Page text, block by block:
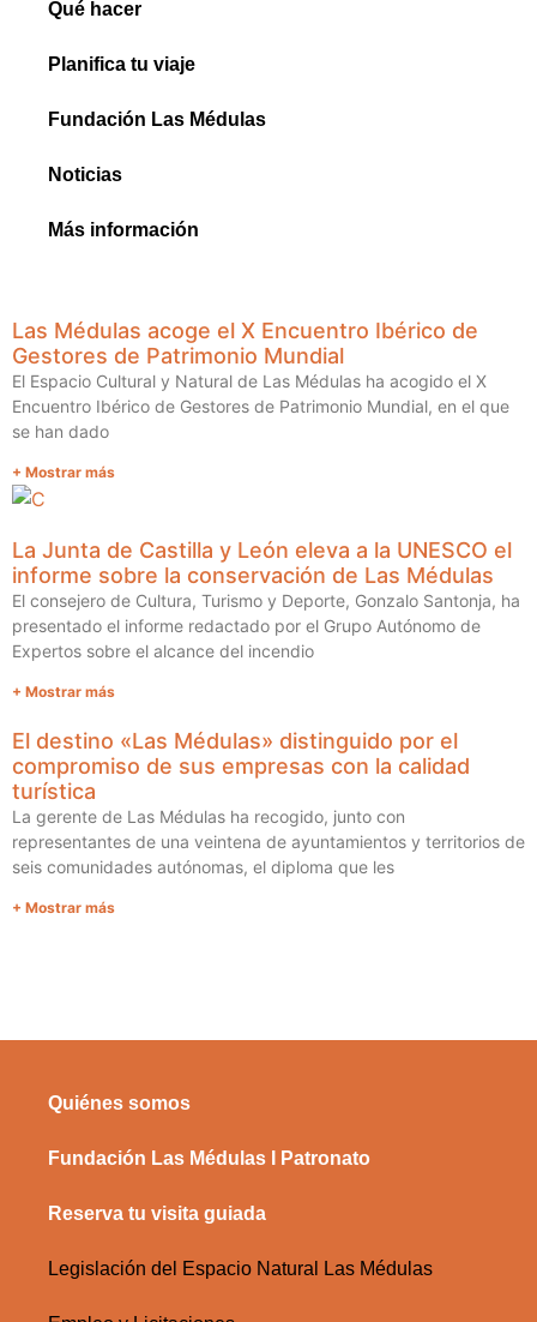
Qué hacer
Planifica tu viaje
Fundación Las Médulas
Noticias
Más información
Las Médulas acoge el X Encuentro Ibérico de
Gestores de Patrimonio Mundial
El Espacio Cultural y Natural de Las Médulas ha acogido el X
Encuentro Ibérico de Gestores de Patrimonio Mundial, en el que
se han dado
+ Mostrar más
La Junta de Castilla y León eleva a la UNESCO el
informe sobre la conservación de Las Médulas
El consejero de Cultura, Turismo y Deporte, Gonzalo Santonja, ha
presentado el informe redactado por el Grupo Autónomo de
Expertos sobre el alcance del incendio
+ Mostrar más
El destino «Las Médulas» distinguido por el
compromiso de sus empresas con la calidad
turística
La gerente de Las Médulas ha recogido, junto con
representantes de una veintena de ayuntamientos y territorios de
seis comunidades autónomas, el diploma que les
+ Mostrar más
Quiénes somos
Fundación Las Médulas I Patronato
Reserva tu visita guiada
Legislación del Espacio Natural Las Médulas